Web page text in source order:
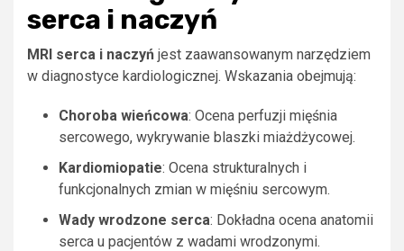
serca i naczyń
MRI serca i naczyń jest zaawansowanym narzędziem
w diagnostyce kardiologicznej. Wskazania obejmują:
Choroba wieńcowa: Ocena perfuzji mięśnia
sercowego, wykrywanie blaszki miażdżycowej.
Kardiomiopatie: Ocena strukturalnych i
funkcjonalnych zmian w mięśniu sercowym.
Wady wrodzone serca: Dokładna ocena anatomii
serca u pacjentów z wadami wrodzonymi.